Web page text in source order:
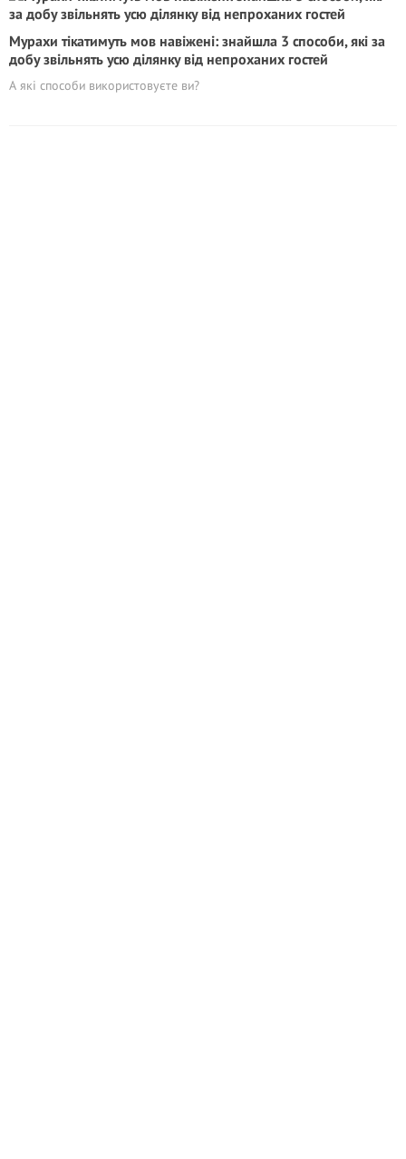
Мурахи тікатимуть мов навіжені: знайшла 3 способи, які за
добу звільнять усю ділянку від непроханих гостей
А які способи використовуєте ви?